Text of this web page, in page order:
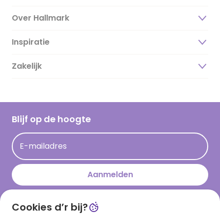
Over Hallmark
Over ons
Duurzaamheid
Hallmark Kaartclub
Acties
Persberichten
Hallmark en Kinderpostzegels
Inspiratie
Magazine
Cadeau inspiratie
Kaartinspiratie
Zakelijk
Blijf op de hoogte
E-mailadres
Aanmelden
Download onze app
Cookies d’r bij?